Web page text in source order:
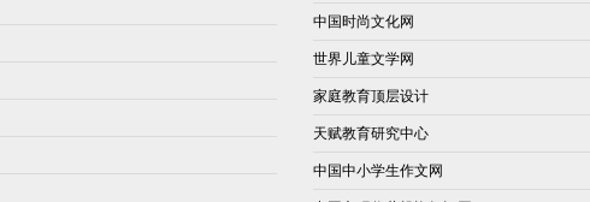
中国时尚文化网
世界儿童文学网
家庭教育顶层设计
天赋教育研究中心
中国中小学生作文网